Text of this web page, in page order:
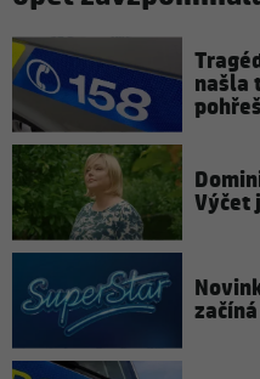
našla
Výčet